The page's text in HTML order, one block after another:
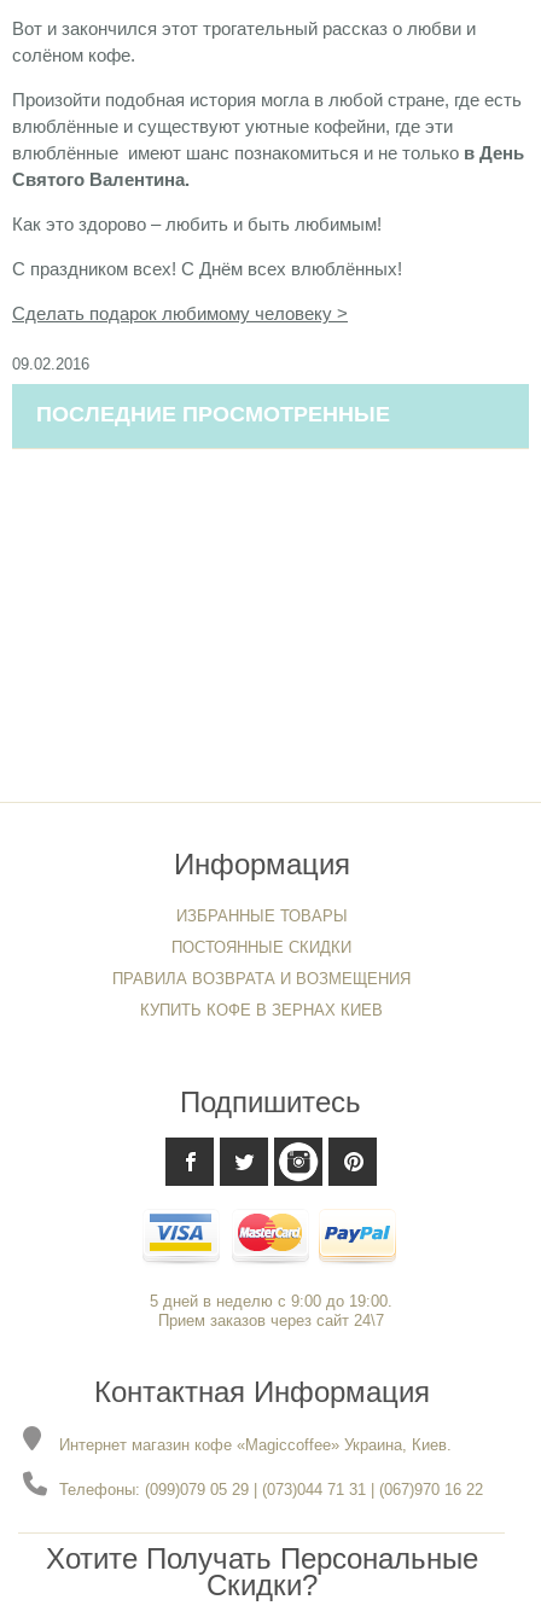
Вот и закончился этот трогательный рассказ о любви и
солёном кофе.
Произойти подобная история могла в любой стране, где есть
влюблённые и существуют уютные кофейни, где эти
влюблённые имеют шанс познакомиться и не только в День
Святого Валентина.
Как это здорово – любить и быть любимым!
С праздником всех! С Днём всех влюблённых!
Сделать подарок любимому человеку >
09.02.2016
ПОСЛЕДНИЕ ПРОСМОТРЕННЫЕ
Информация
ИЗБРАННЫЕ ТОВАРЫ
ПОСТОЯННЫЕ СКИДКИ
ПРАВИЛА ВОЗВРАТА И ВОЗМЕЩЕНИЯ
КУПИТЬ КОФЕ В ЗЕРНАХ КИЕВ
Подпишитесь
5 дней в неделю с 9:00 до 19:00.
Прием заказов через сайт 24\7
Контактная Информация
Интернет магазин кофе «Magiccoffee» Украина, Киев.
Телефоны: (099)079 05 29 | (073)044 71 31 | (067)970 16 22
Хотите Получать Персональные
Скидки?